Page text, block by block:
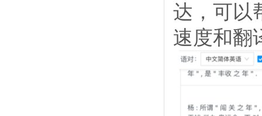
达，可以
速度和翻